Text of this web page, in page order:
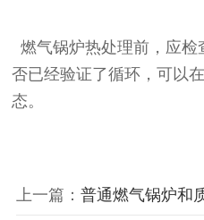
燃气锅炉热处理前，应
否已经验证了循环，可以
态。
上一篇： 普通燃气锅炉和质量